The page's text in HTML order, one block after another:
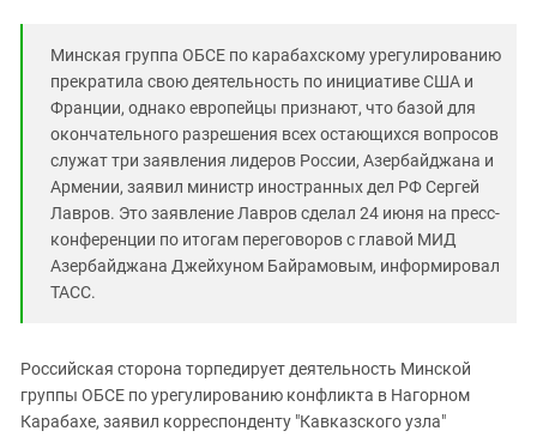
Минская группа ОБСЕ по карабахскому урегулированию
прекратила свою деятельность по инициативе США и
Франции, однако европейцы признают, что базой для
окончательного разрешения всех остающихся вопросов
служат три заявления лидеров России, Азербайджана и
Армении, заявил министр иностранных дел РФ Сергей
Лавров. Это заявление Лавров сделал 24 июня на пресс-
конференции по итогам переговоров с главой МИД
Азербайджана Джейхуном Байрамовым, информировал
ТАСС.
Российская сторона торпедирует деятельность Минской
группы ОБСЕ по урегулированию конфликта в Нагорном
Карабахе, заявил корреспонденту "Кавказского узла"